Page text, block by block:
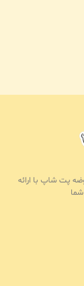
پت شاپ با ارائه